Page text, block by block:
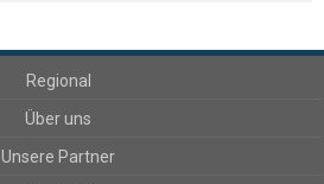
Regional
Über uns
Unsere Partner